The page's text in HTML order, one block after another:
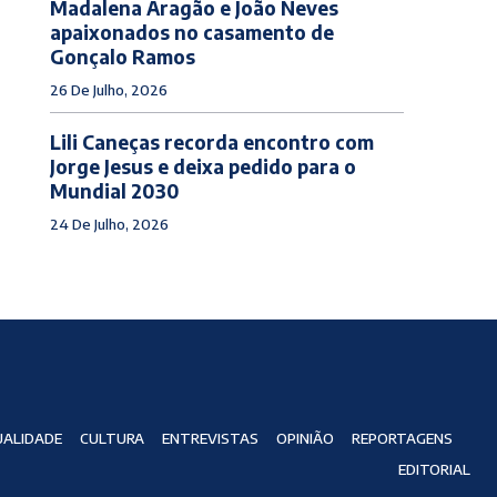
Madalena Aragão e João Neves
apaixonados no casamento de
Gonçalo Ramos
26 De Julho, 2026
Lili Caneças recorda encontro com
Jorge Jesus e deixa pedido para o
Mundial 2030
24 De Julho, 2026
CULTURA ENTREVISTAS OPINIÃO
REPORTAGENS
EDITORIAL